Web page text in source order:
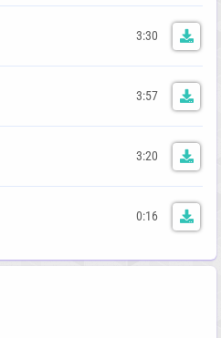
3:30
3:57
3:20
0:16